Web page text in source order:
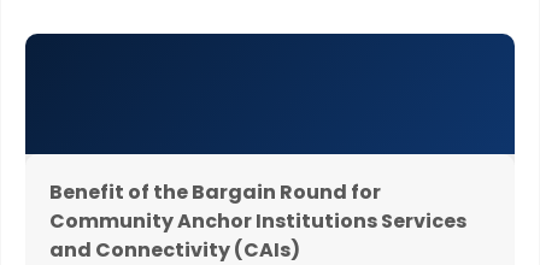
Benefit of the Bargain Round for
Community Anchor Institutions Services
and Connectivity (CAIs)